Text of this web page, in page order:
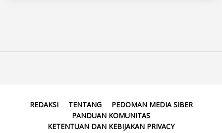
REDAKSI TENTANG
PEDOMAN MEDIA SIBER
PANDUAN KOMUNITAS
KETENTUAN DAN KEBIJAKAN PRIVACY